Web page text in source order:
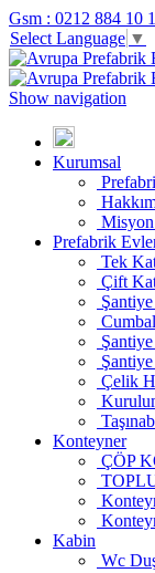
Gsm : 0212 884 10
Select Language ▼
Show navigation
Kurumsal
Prefabrik
Tek
Çift
Çelik
Konteyner
ÇÖP
Kabin
Wc